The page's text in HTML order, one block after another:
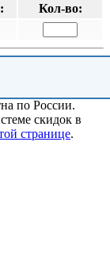
Кол-во:
по России.
скидок в
странице.